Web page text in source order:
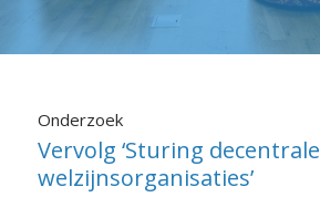
Onderzoek
Vervolg ‘Sturing decentrale
welzijnsorganisaties’